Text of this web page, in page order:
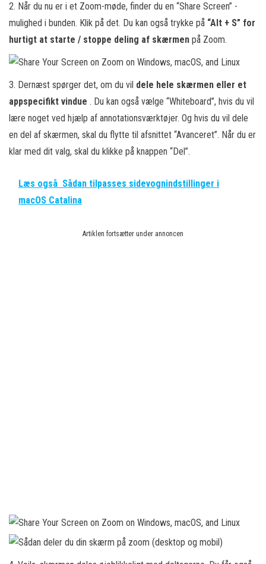
2. Når du nu er i et Zoom-møde, finder du en “Share Screen” -
mulighed i bunden. Klik på det. Du kan også trykke på “Alt + S” for
hurtigt at starte / stoppe deling af skærmen på Zoom.
3. Dernæst spørger det, om du vil dele hele skærmen eller et
appspecifikt vindue . Du kan også vælge “Whiteboard”, hvis du vil
lære noget ved hjælp af annotationsværktøjer. Og hvis du vil dele
en del af skærmen, skal du flytte til afsnittet “Avanceret”. Når du er
klar med dit valg, skal du klikke på knappen “Del”.
Læs også Sådan tilpasses sidevognindstillinger i
macOS Catalina
Artiklen fortsætter under annoncen